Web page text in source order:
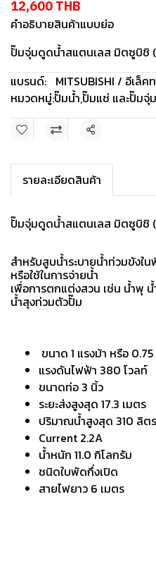
12,600 THB
คำอธิบายสินค้าแบบย่อ
ปั๊มจุ่มดูดน้ำสแตนเลส มิตซูบิชิ
แบรนด์: MITSUBISHI / อีเล็ค
หมวดหมู่:ปั๊มน้ำ,ปั๊มแช่ และปั๊มจุ่ม
แชร์
รายละเอียดสินค้า
ปั๊มจุ่มดูดน้ำสแตนเลส มิตซูบิชิ
สำหรับสูบน้ำระบายน้ำท่วมขังใ
หรือใช้ในการจ่ายน้ำ
เพื่อการตกแต่งสวน เช่น น้ำพุ
น้ำสุงท่วมตัวปั๊ม
ขนาด 1 แรงม้า หรือ
แรงดันไฟฟ้า 380 โวลท์
ขนาดท่อ 3 นิ้ว
ระยะส่งสูงสุด 17.3 เมตร
ปริมาณน้ำสูงสุด 310 ลิต
Current 2.2A
น้ำหนัก 11.0 กิโลกรัม
ชนิดใบพัดกึ่งเปิด
สายไฟยาว 6 เมตร